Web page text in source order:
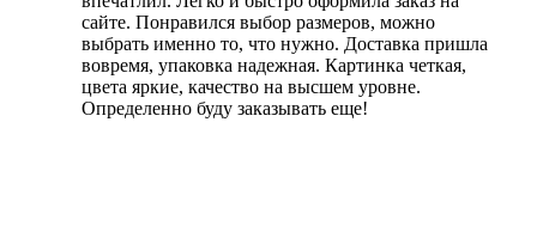
сайте. Понравился выбор размеров, можно
выбрать именно то, что нужно. Доставка пришла
вовремя, упаковка надежная. Картинка четкая,
цвета яркие, качество на высшем уровне.
Определенно буду заказывать еще!